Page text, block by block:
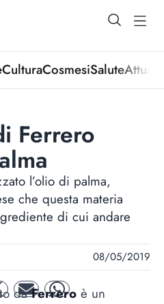
open
CulturaCosmesiSalute
Ferrero
l’olio di palma,
che questa materia
di cui andare
08/05/2019
mail whatsapp
daFerrero è un